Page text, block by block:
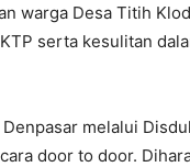
warga Desa Titih
serta kesulitan
melalui
door to door.